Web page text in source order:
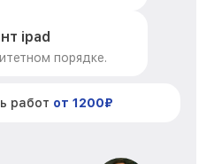
ipad
порядке.
работ от 1200₽